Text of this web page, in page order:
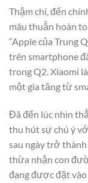
Thậm chí, đến
mâu thuẫn hoàn
“Apple của Trung
trên smartphone
trong Q2. Xiaomi
một gia tăng từ
Đã đến lúc nhìn
thu hút sự chú ý
sau ngày trở
thừa nhận con
đang được đặt